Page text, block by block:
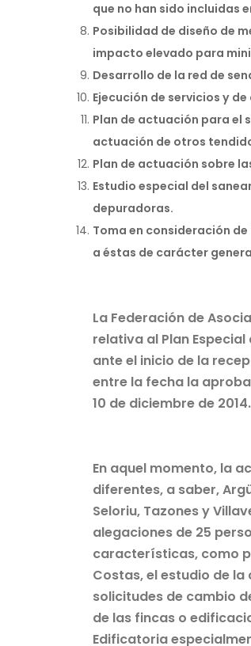
que no han sido incluidas
Posibilidad de diseño de
impacto elevado para
Desarrollo de la red de
Ejecución de servicios y
Plan de actuación para el
actuación de otros
Plan de actuación sobre
Estudio especial del
depuradoras.
Toma en consideración
a éstas de carácter
La Federación de
relativa al Plan
ante el inicio de la
entre la fecha la
10 de diciembre de 2014.
En aquel momento, la
diferentes, a saber,
Seloriu, Tazones y
alegaciones de 25
características, como
Costas, el estudio de
solicitudes de cambio
de las fincas o
Edificatoria